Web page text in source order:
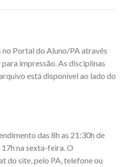
no Portal do Aluno/PA através
impressão. As disciplinas
está disponível ao lado do
das 8h as 21:30h de
na sexta-feira. O
do site, pelo PA, telefone ou